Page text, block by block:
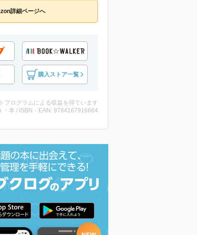
詳細ページへ
購入ストア一覧
プログラムによる収益を得ています
・本 / ISBN・EAN: 9784167916664